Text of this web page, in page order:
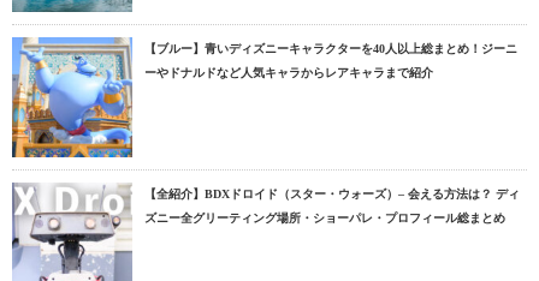
【ブルー】青いディズニーキャラクターを40人以上総まとめ！ジーニ
ーやドナルドなど人気キャラからレアキャラまで紹介
【全紹介】BDXドロイド（スター・ウォーズ）– 会える方法は？ ディ
ズニー全グリーティング場所・ショーパレ・プロフィール総まとめ